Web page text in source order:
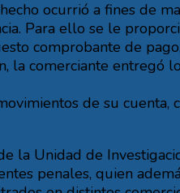
ocurrió a fines de
Para ello se le
comprobante de
la comerciante
de su cuenta,
la Unidad de
penales, quien